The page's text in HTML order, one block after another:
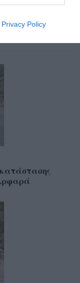
Privacy Policy